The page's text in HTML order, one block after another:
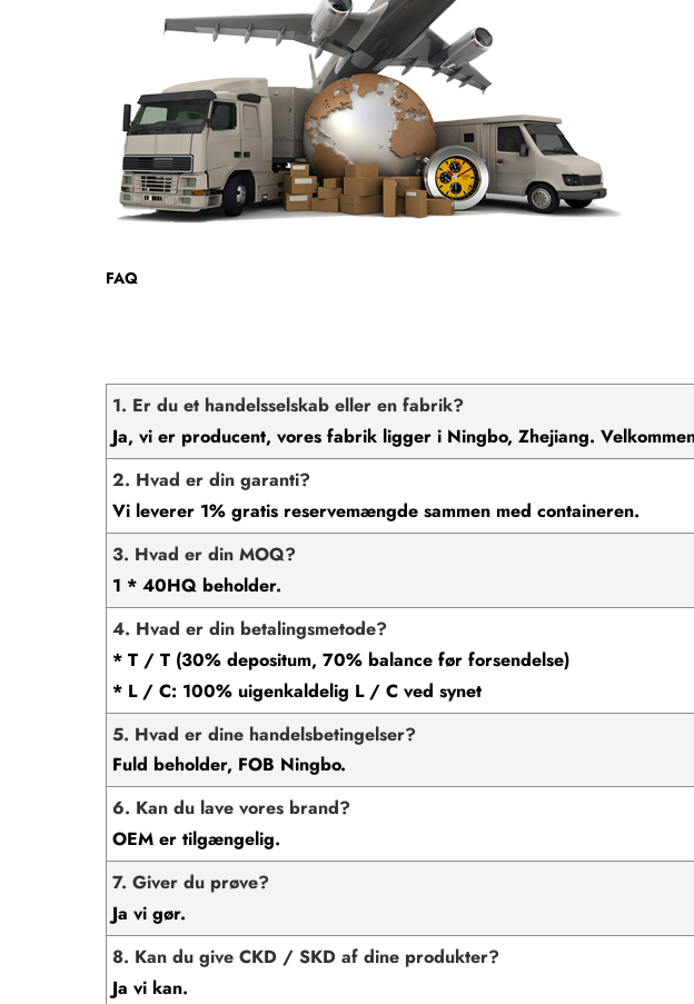
FAQ
1. Er du et handelsselskab eller en fabrik?
Ja, vi er producent, vores fabrik ligger i Ningbo, Zhejiang.
2. Hvad er din garanti?
Vi leverer 1% gratis reservemængde sammen med containeren.
3. Hvad er din MOQ?
1 * 40HQ beholder.
4. Hvad er din betalingsmetode?
* T / T (30% depositum, 70% balance før forsendelse)
* L / C: 100% uigenkaldelig L / C ved synet
5. Hvad er dine handelsbetingelser?
Fuld beholder, FOB Ningbo.
6. Kan du lave vores brand?
OEM er tilgængelig.
7. Giver du prøve?
Ja vi gør.
8. Kan du give CKD / SKD af dine produkter?
Ja vi kan.